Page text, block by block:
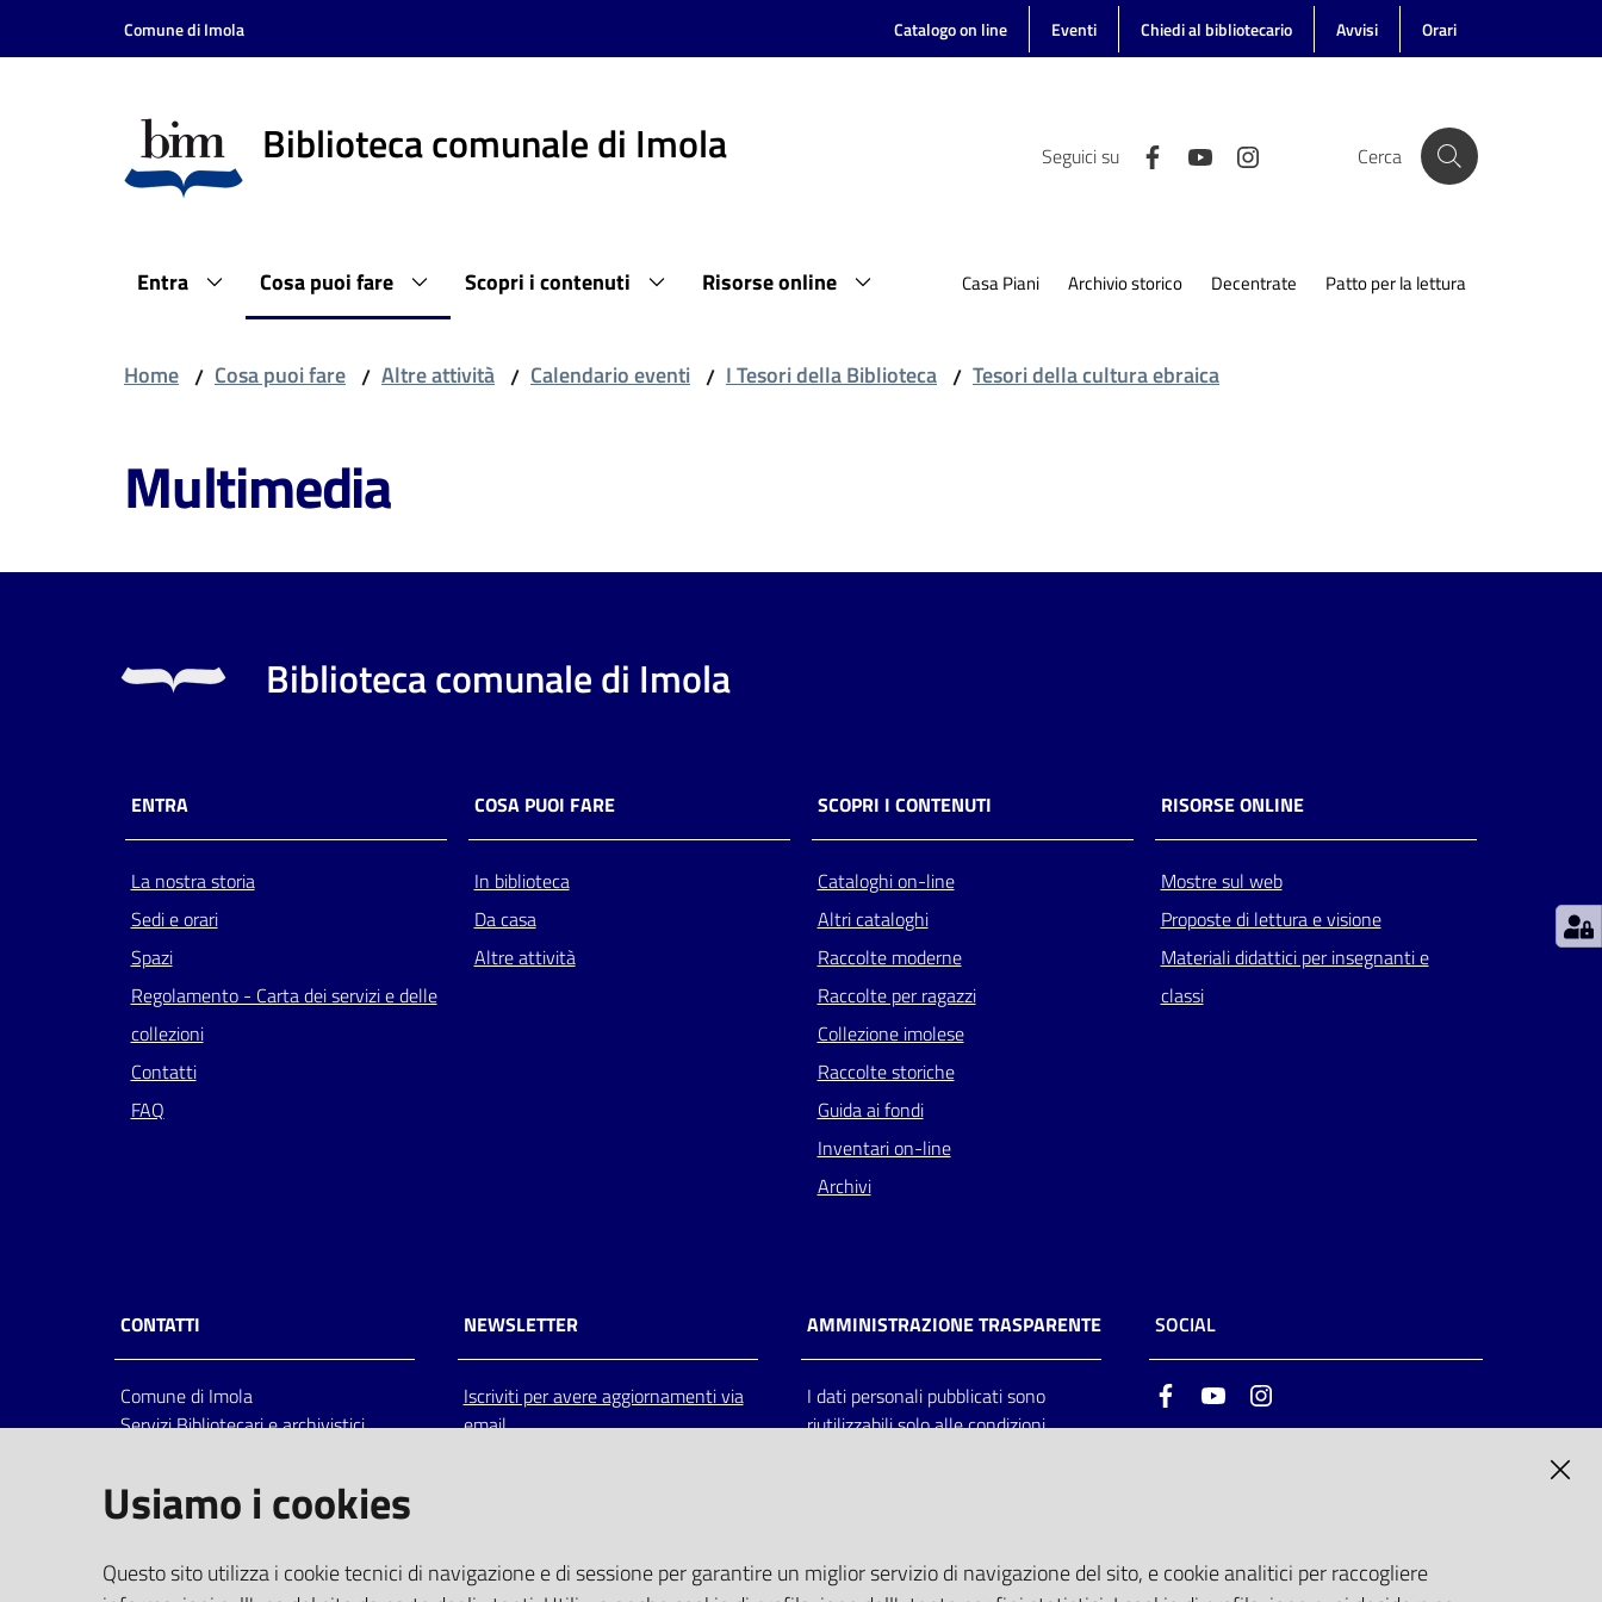
Vai al contenuto
Vai alla navigazione
Comune di Imola Catalogo on line Eventi Chiedi al bibliotecario Avvisi Orari
Biblioteca comunale di Imola Seguici su Cerca
Entra Cosa puoi fare Scopri i contenuti Risorse online Casa Piani Archivio storico Decentrate Patto per la lettura
Home / Cosa puoi fare / Altre attività / Calendario eventi / I Tesori della Biblioteca / Tesori della cultura ebraica
Multimedia
Biblioteca comunale di Imola
ENTRA
La nostra storia
Sedi e orari
Spazi
Regolamento - Carta dei servizi e delle
collezioni
Contatti
FAQ
COSA PUOI FARE
In biblioteca
Da casa
Altre attività
SCOPRI I CONTENUTI
Cataloghi on-line
Altri cataloghi
Raccolte moderne
Raccolte per ragazzi
Collezione imolese
Raccolte storiche
Guida ai fondi
Inventari on-line
Archivi
RISORSE ONLINE
Mostre sul web
Proposte di lettura e visione
Materiali didattici per insegnanti e
classi
CONTATTI
Comune di Imola
Servizi Bibliotecari e archivistici
Italia
centralino: tel 0542.6026.36 fax
bim@comune.imola.bo.it
PEC
NEWSLETTER
Iscriviti per avere aggiornamenti via
email
AMMINISTRAZIONE TRASPARENTE
I dati personali pubblicati sono
riutilizzabili solo alle condizioni
SOCIAL
FacebookYoutube
Usiamo i cookies
Questo sito utilizza i cookie tecnici di navigazione e di sessione per garantire un miglior servizio di navigazione del sito, e cookie analitici per raccogliere